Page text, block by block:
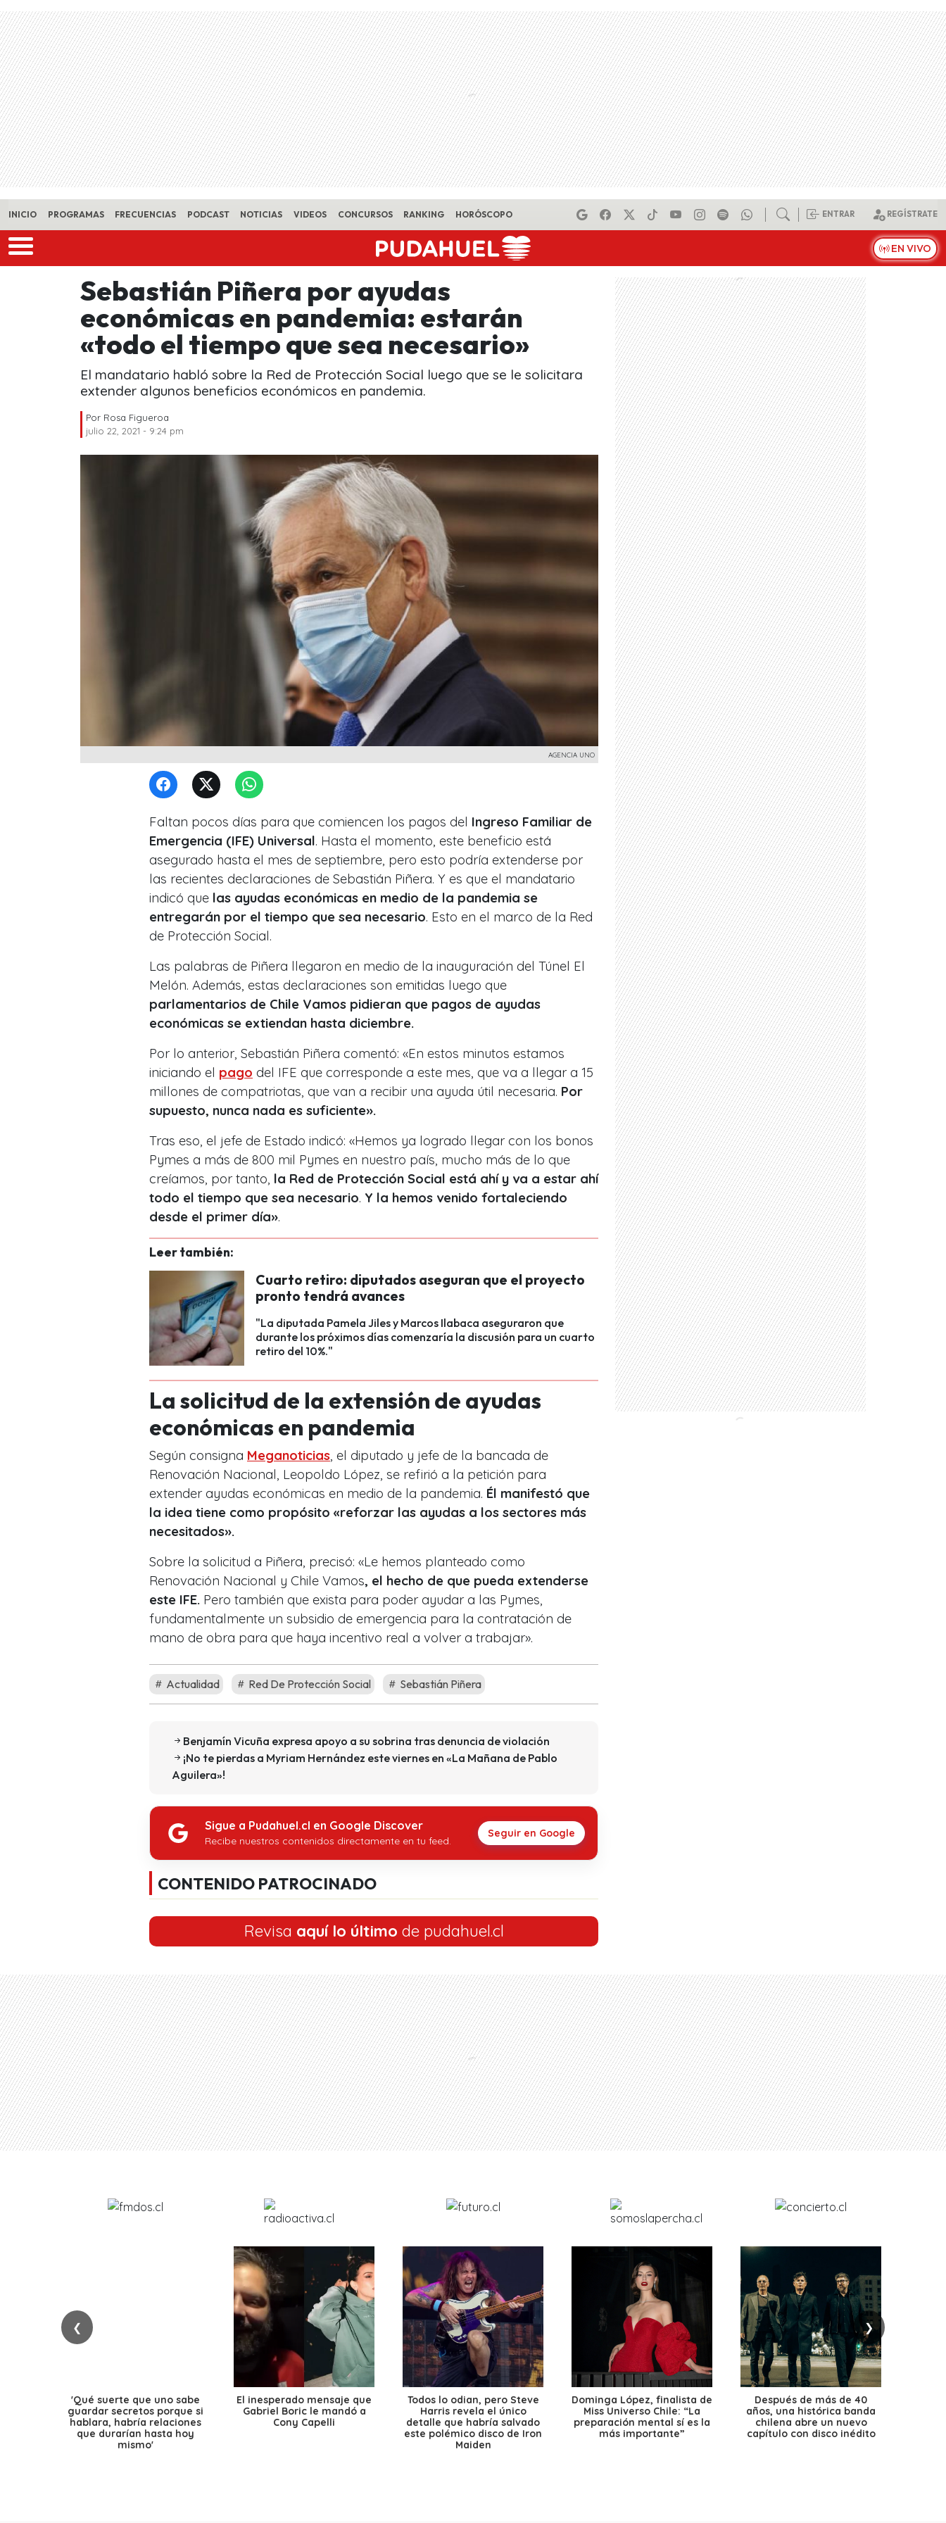
Skip to main content
INICIO PROGRAMAS FRECUENCIAS PODCAST NOTICIAS VIDEOS CONCURSOS RANKING HORÓSCOPO ENTRAR REGÍSTRATE
EN VIVO
Sebastián Piñera por ayudas
económicas en pandemia: estarán
«todo el tiempo que sea necesario»
El mandatario habló sobre la Red de Protección Social luego que se le solicitara
extender algunos beneficios económicos en pandemia.
Por Rosa Figueroa
julio 22, 2021 - 9:24 pm
AGENCIA UNO
Faltan pocos días para que comiencen los pagos del Ingreso Familiar de
Emergencia (IFE) Universal. Hasta el momento, este beneficio está
asegurado hasta el mes de septiembre, pero esto podría extenderse por
las recientes declaraciones de Sebastián Piñera. Y es que el mandatario
indicó que las ayudas económicas en medio de la pandemia se
entregarán por el tiempo que sea necesario. Esto en el marco de la Red
de Protección Social.
Las palabras de Piñera llegaron en medio de la inauguración del Túnel El
Melón. Además, estas declaraciones son emitidas luego que
parlamentarios de Chile Vamos pidieran que pagos de ayudas
económicas se extiendan hasta diciembre.
Por lo anterior, Sebastián Piñera comentó: «En estos minutos estamos
iniciando el pago del IFE que corresponde a este mes, que va a llegar a 15
millones de compatriotas, que van a recibir una ayuda útil necesaria. Por
supuesto, nunca nada es suficiente».
Tras eso, el jefe de Estado indicó: «Hemos ya logrado llegar con los bonos
Pymes a más de 800 mil Pymes en nuestro país, mucho más de lo que
creíamos, por tanto, la Red de Protección Social está ahí y va a estar ahí
todo el tiempo que sea necesario. Y la hemos venido fortaleciendo
desde el primer día».
Leer también:
Cuarto retiro: diputados aseguran que el proyecto
pronto tendrá avances
"La diputada Pamela Jiles y Marcos Ilabaca aseguraron que
durante los próximos días comenzaría la discusión para un cuarto
retiro del 10%."
La solicitud de la extensión de ayudas
económicas en pandemia
Según consigna Meganoticias , el diputado y jefe de la bancada de
Renovación Nacional, Leopoldo López, se refirió a la petición para
extender ayudas económicas en medio de la pandemia. Él manifestó que
la idea tiene como propósito «reforzar las ayudas a los sectores más
necesitados».
Sobre la solicitud a Piñera, precisó: «Le hemos planteado como
Renovación Nacional y Chile Vamos, el hecho de que pueda extenderse
este IFE. Pero también que exista para poder ayudar a las Pymes,
fundamentalmente un subsidio de emergencia para la contratación de
mano de obra para que haya incentivo real a volver a trabajar».
Actualidad Red De Protección Social Sebastián Piñera
Benjamín Vicuña expresa apoyo a su sobrina tras denuncia de violación
¡No te pierdas a Myriam Hernández este viernes en «La Mañana de Pablo
Aguilera»!
Sigue a Pudahuel.cl en Google Discover
Recibe nuestros contenidos directamente en tu feed.
Seguir en Google
CONTENIDO PATROCINADO
Revisa aquí lo último de pudahuel.cl
❮ ❯
'Qué suerte que uno sabe
guardar secretos porque si
hablara, habría relaciones
que durarían hasta hoy
mismo'
El inesperado mensaje que
Gabriel Boric le mandó a
Cony Capelli
Todos lo odian, pero Steve
Harris revela el único
detalle que habría salvado
este polémico disco de Iron
Maiden
Dominga López, finalista de
Miss Universo Chile: “La
preparación mental sí es la
más importante”
Después de más de 40
años, una histórica banda
chilena abre un nuevo
capítulo con disco inédito